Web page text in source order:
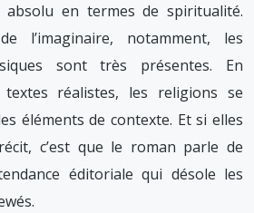
en termes de spiritualité.
l’imaginaire, notamment, les
sont très présentes. En
textes réalistes, les religions se
éléments de contexte. Et si elles
c’est que le roman parle de
éditoriale qui désole les